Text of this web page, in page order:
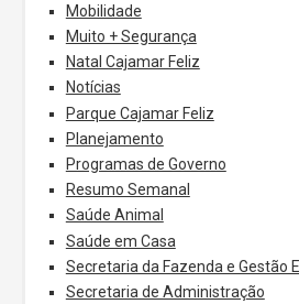
Mobilidade
Muito + Segurança
Natal Cajamar Feliz
Notícias
Parque Cajamar Feliz
Planejamento
Programas de Governo
Resumo Semanal
Saúde Animal
Saúde em Casa
Secretaria da Fazenda e Gestão
Secretaria de Administração